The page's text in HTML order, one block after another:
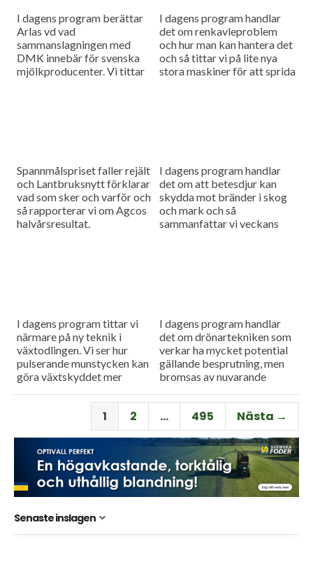
I dagens program berättar
Arlas vd vad
sammanslagningen med
DMK innebär för svenska
mjölkproducenter. Vi tittar
I dagens program handlar
det om renkavleproblem
och hur man kan hantera det
och så tittar vi på lite nya
stora maskiner för att sprida
Spannmålspriset faller rejält
och Lantbruksnytt förklarar
vad som sker och varför och
så rapporterar vi om Agcos
halvårsresultat.
I dagens program handlar
det om att betesdjur kan
skydda mot bränder i skog
och mark och så
sammanfattar vi veckans
I dagens program tittar vi
närmare på ny teknik i
växtodlingen. Vi ser hur
pulserande munstycken kan
göra växtskyddet mer
såmaskin med tre separata
I dagens program handlar
det om drönartekniken som
verkar ha mycket potential
gällande besprutning, men
bromsas av nuvarande
om företaget Ystamaskiners
arbete med
webbtillgänglighet och...
1 2 … 495 Nästa →
Senaste inslagen